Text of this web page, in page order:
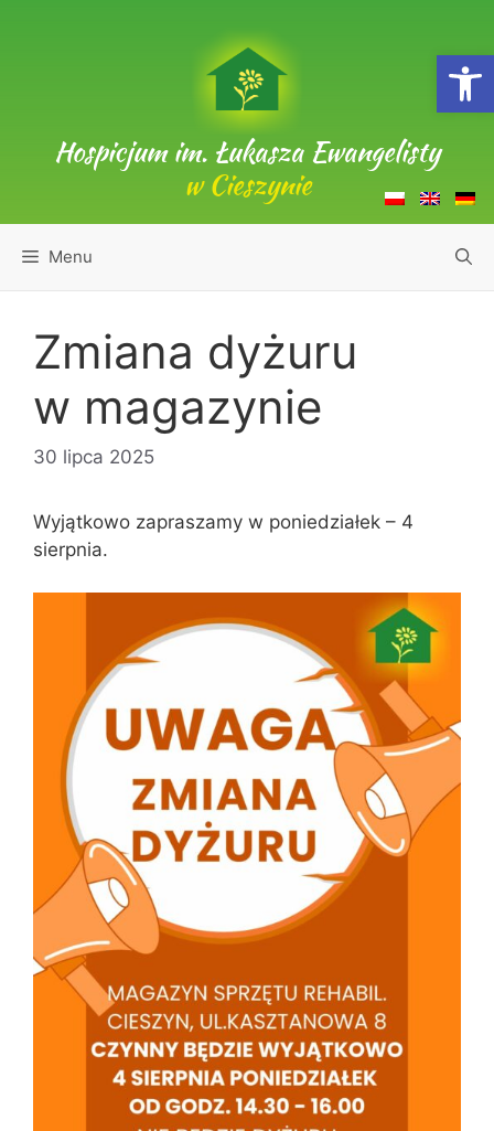
Hospicjum im. Łukasza Ewangelisty
w Cieszynie
Menu
Zmiana dyżuru
w magazynie
30 lipca 2025
Wyjątkowo zapraszamy w poniedziałek – 4
sierpnia.